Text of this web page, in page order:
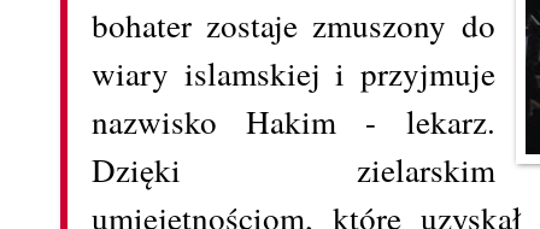
bohater zostaje zmuszony do
wiary islamskiej i przyjmuje
nazwisko Hakim - lekarz.
Dzięki zielarskim
umiejętnościom, które